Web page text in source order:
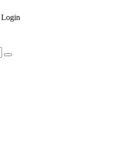
Login